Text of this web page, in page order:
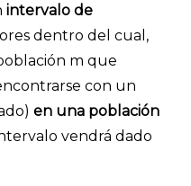
intervalo de
dentro del cual,
m que
con un
en una población
vendrá dado